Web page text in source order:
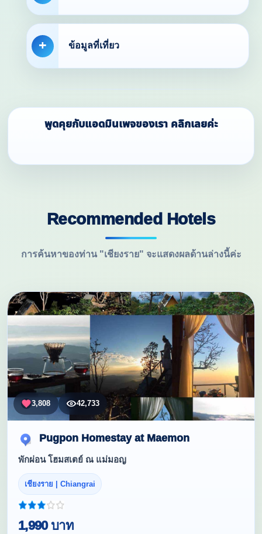
ข้อมูลที่เที่ยว
พูดคุยกับแอดมินเพจของเรา คลิกเลยค่ะ
Recommended Hotels
การค้นหาของท่าน "เชียงราย" จะแสดงผลด้านล่างนี้ค่ะ
3,808 42,733
Pugpon Homestay at Maemon
พักผ่อน โฮมสเตย์ ณ แม่มอญ
เชียงราย | Chiangrai
1,990 บาท